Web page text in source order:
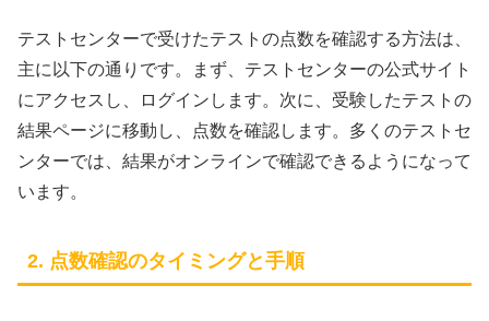
テストセンターで受けたテストの点数を確認する方法は、
主に以下の通りです。まず、テストセンターの公式サイト
にアクセスし、ログインします。次に、受験したテストの
結果ページに移動し、点数を確認します。多くのテストセ
ンターでは、結果がオンラインで確認できるようになって
います。
2. 点数確認のタイミングと手順